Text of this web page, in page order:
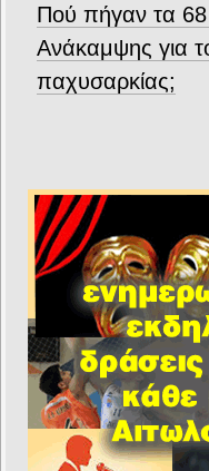
Πού πήγαν τα
Ανάκαμψης για
παχυσαρκίας;